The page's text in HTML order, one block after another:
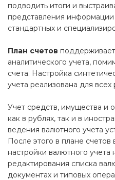
подводить итоги и
представления информации
стандартных и
План счетов
аналитического учета,
счета. Настройка
учета реализована для всех
Учет средств, имущества и
как в рублях, так и в
ведения валютного учета
После этого в плане
настройки валютного
редактирования списка
документах и типовых